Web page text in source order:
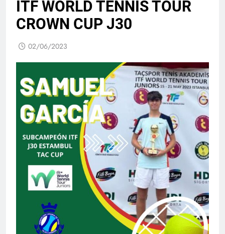
ITF WORLD TENNIS TOUR
CROWN CUP J30
02/06/2023